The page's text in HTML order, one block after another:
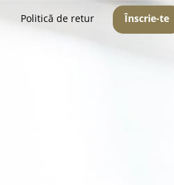
Politică de retur Înscrie-te